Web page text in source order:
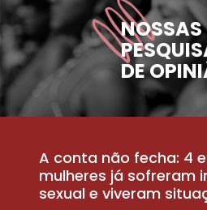
NOSSAS
DE
A conta não fecha: 4
mulheres já sofreram
sexual e viveram